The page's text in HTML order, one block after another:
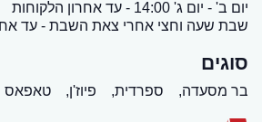
יום ב' - יום ג' 14:00 - עד אחרון הלקוחות
שבת שעה וחצי אחרי צאת השבת - עד
סוגים
בר מסעדה, ספרדית, פיוז'ן,
טאפאס